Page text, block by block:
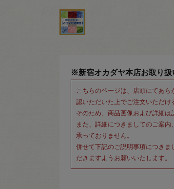
※新宿オカダヤ本店お取り
こちらのページは、店頭にてあ
認いただいた上でご注文いただけ
そのため、商品画像および詳細は
また、詳細につきましてのご案
承っておりません。
併せて下記のご説明事項につきま
だきますようお願いいたします。